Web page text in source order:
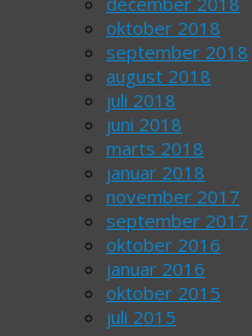
oktober 2018
september 2018
august 2018
juli 2018
juni 2018
marts 2018
januar 2018
november 2017
september 2017
oktober 2016
januar 2016
oktober 2015
juli 2015